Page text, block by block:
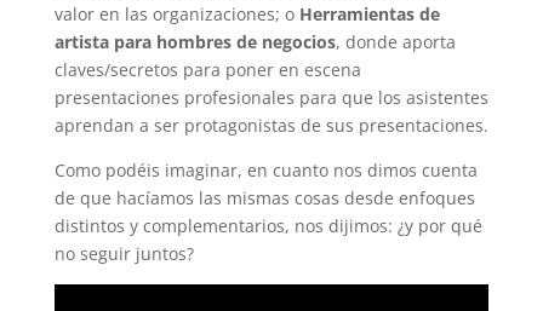
valor en las organizaciones; o Herramientas de
artista para hombres de negocios, donde aporta
claves/secretos para poner en escena
presentaciones profesionales para que los asistentes
aprendan a ser protagonistas de sus presentaciones.
Como podéis imaginar, en cuanto nos dimos cuenta
de que hacíamos las mismas cosas desde enfoques
distintos y complementarios, nos dijimos: ¿y por qué
no seguir juntos?